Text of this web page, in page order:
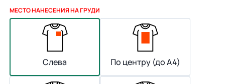
МЕСТО НАНЕСЕНИЯ НА ГРУДИ
Слева По центру (до А4)